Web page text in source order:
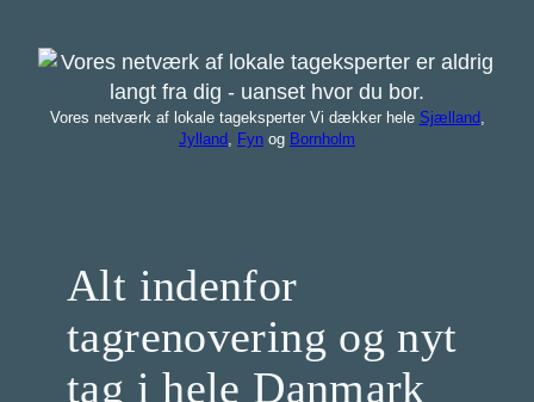
Vores netværk af lokale tageksperter Vi dækker hele Sjælland
Jylland
Fyn og Bornholm
Alt indenfor
tagrenovering og nyt
tag i hele Danmark